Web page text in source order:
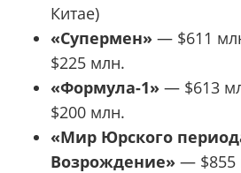
Китае)
«Супермен» — $611
$225 млн.
«Формула-1» — $613
$200 млн.
«Мир Юрского
Возрождение» — $855